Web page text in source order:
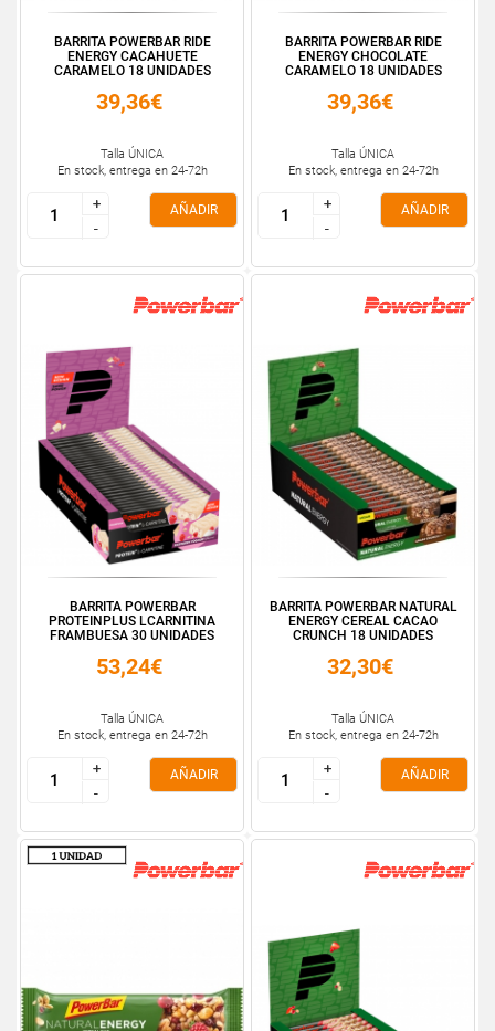
BARRITA POWERBAR RIDE
ENERGY CACAHUETE
CARAMELO 18 UNIDADES
39,36€
Talla ÚNICA
En stock, entrega en 24-72h
+
-
+
-
AÑADIR
BARRITA POWERBAR RIDE
ENERGY CHOCOLATE
CARAMELO 18 UNIDADES
39,36€
Talla ÚNICA
En stock, entrega en 24-72h
+
-
+
-
AÑADIR
BARRITA POWERBAR
PROTEINPLUS LCARNITINA
FRAMBUESA 30 UNIDADES
53,24€
Talla ÚNICA
En stock, entrega en 24-72h
+
-
+
-
AÑADIR
BARRITA POWERBAR NATURAL
ENERGY CEREAL CACAO
CRUNCH 18 UNIDADES
32,30€
Talla ÚNICA
En stock, entrega en 24-72h
+
-
+
-
AÑADIR